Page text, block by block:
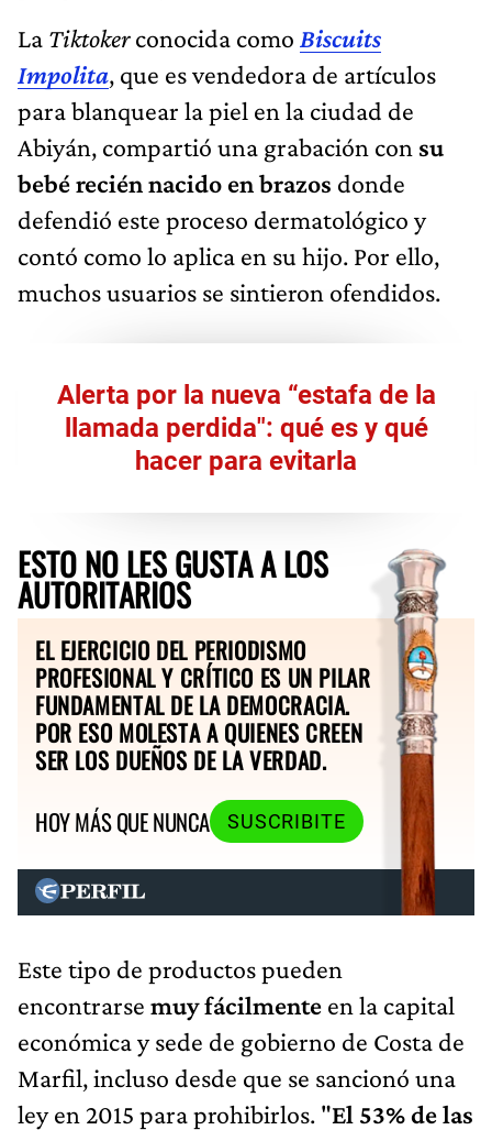
La Tiktokerconocida como Biscuits
Impolita, que es vendedora de artículos
para blanquear la piel en la ciudad de
Abiyán, compartió una grabación con su
bebé recién nacido en brazos donde
defendió este proceso dermatológico y
contó como lo aplica en su hijo. Por ello,
muchos usuarios se sintieron ofendidos.
Alerta por la nueva “estafa de la
llamada perdida": qué es y qué
hacer para evitarla
ESTO NO LES GUSTA A LOS
AUTORITARIOS
EL EJERCICIO DEL PERIODISMO
PROFESIONAL Y CRÍTICO ES UN PILAR
FUNDAMENTAL DE LA DEMOCRACIA.
POR ESO MOLESTA A QUIENES CREEN
SER LOS DUEÑOS DE LA VERDAD.
HOY MÁS QUE NUNCA
SUSCRIBITE
Este tipo de productos pueden
encontrarse muy fácilmente en la capital
económica y sede de gobierno de Costa de
Marfil, incluso desde que se sancionó una
ley en 2015 para prohibirlos. "El 53% de las